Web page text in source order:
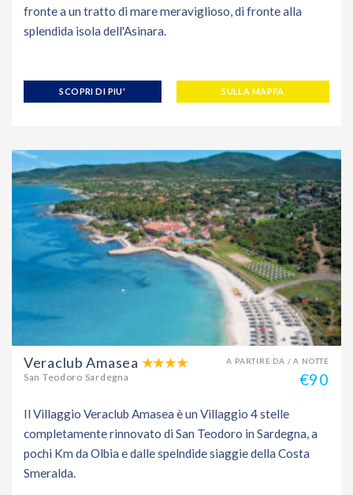
fronte a un tratto di mare meraviglioso, di fronte alla
splendida isola dell'Asinara.
SCOPRI DI PIU' SULLA MAPPA
A PARTIRE DA / A NOTTE
€90
Veraclub Amasea
San Teodoro Sardegna
Il Villaggio Veraclub Amasea è un Villaggio 4 stelle
completamente rinnovato di San Teodoro in Sardegna, a
pochi Km da Olbia e dalle spelndide siaggie della Costa
Smeralda.